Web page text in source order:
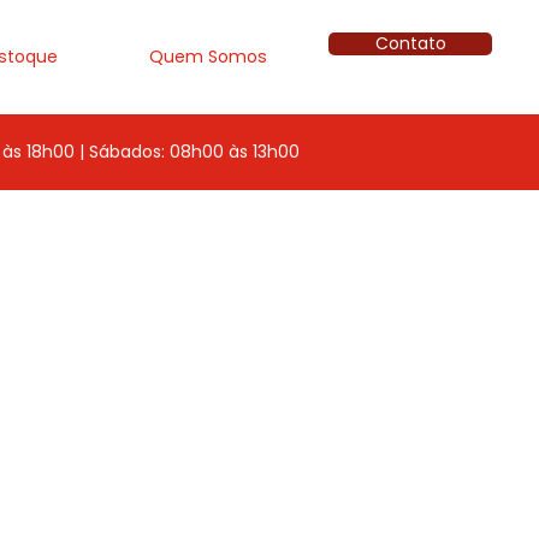
Quem Somos
Contato
18h00 | Sábados: 08h00 às 13h00